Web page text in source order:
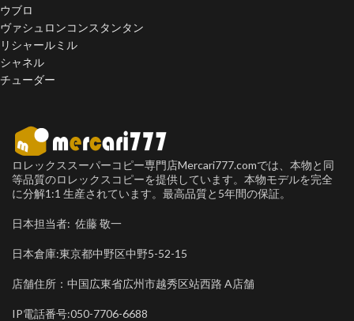
ウブロ
ヴァシュロンコンスタンタン
リシャールミル
シャネル
チューダー
ロレックススーパーコピー専門店Mercari777.comでは、本物と同
等品質のロレックスコピーを提供しています。本物モデルを完全
に分解1:1 生産されています。最高品質と5年間の保証。
日本担当者: 佐藤 敬一
日本倉庫:東京都中野区中野5-52-15
店舗住所：中国広東省広州市越秀区站西路 A店舗
IP電話番号:050-7706-6688